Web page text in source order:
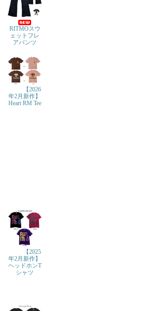
RITMOスウ
ェットフレ
アパンツ
【2026
年2月新作】
Heart RM Tee
【2025
年2月新作】
ヘッドホンT
シャツ